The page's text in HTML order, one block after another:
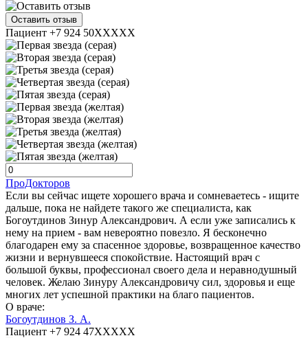
Оставить отзыв
Пациент +7 924 50XXXXX
ПроДокторов
Если вы сейчас ищете хорошего врача и сомневаетесь - ищите
дальше, пока не найдете такого же специалиста, как
Богоутдинов Зинур Александрович. А если уже записались к
нему на прием - вам невероятно повезло. Я бесконечно
благодарен ему за спасенное здоровье, возвращенное качество
жизни и вернувшееся спокойствие. Настоящий врач с
большой буквы, профессионал своего дела и неравнодушный
человек. Желаю Зинуру Александровичу сил, здоровья и еще
многих лет успешной практики на благо пациентов.
О враче:
Богоутдинов З. А.
Пациент +7 924 47XXXXX